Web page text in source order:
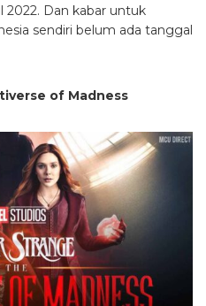
2022. Dan kabar untuk
sendiri belum ada tanggal
of Madness